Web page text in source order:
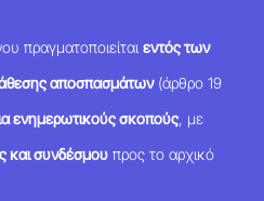
πραγματοποιείταιεντός των
αποσπασμάτων(άρθρο 19
ενημερωτικούς σκοπούς , με
και συνδέσμου προς το αρχικό